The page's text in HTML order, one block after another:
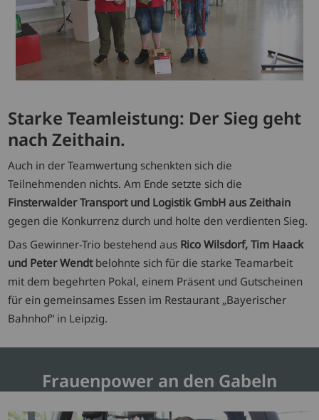
Starke Teamleistung: Der Sieg geht
nach Zeithain.
Auch in der Teamwertung schenkten sich die
Teilnehmenden nichts. Am Ende setzte sich die
Finsterwalder Transport und Logistik GmbH aus Zeithain
gegen die Konkurrenz durch und holte den verdienten Sieg.
Das Gewinner-Trio bestehend aus Rico Wilsdorf, Tim Haack
und Peter Wendtbelohnte sich für die starke Teamarbeit
mit dem begehrten Pokal, einem Präsent und Gutscheinen
für ein gemeinsames Essen im Restaurant „Bayerischer
Bahnhof“ in Leipzig.
Frauenpower an den Gabeln